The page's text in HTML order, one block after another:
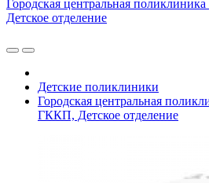
Городская центральная
Детское отделение
Детские поликлиники
Городская центральная
ГККП, Детское отделение